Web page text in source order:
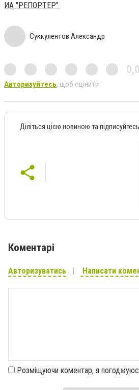
ИА "РЕПОРТЕР"
Суккулентов Александр
0,0
Авторизуйтесь, щоб оцінити
Діліться цією новиною та
Коментарі
Авторизуватись Написати
Розміщуючи коментар, я